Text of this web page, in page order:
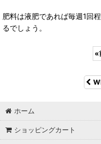
肥料は液肥であれば毎週1回
るでしょう。
«
ホーム
ショッピングカート